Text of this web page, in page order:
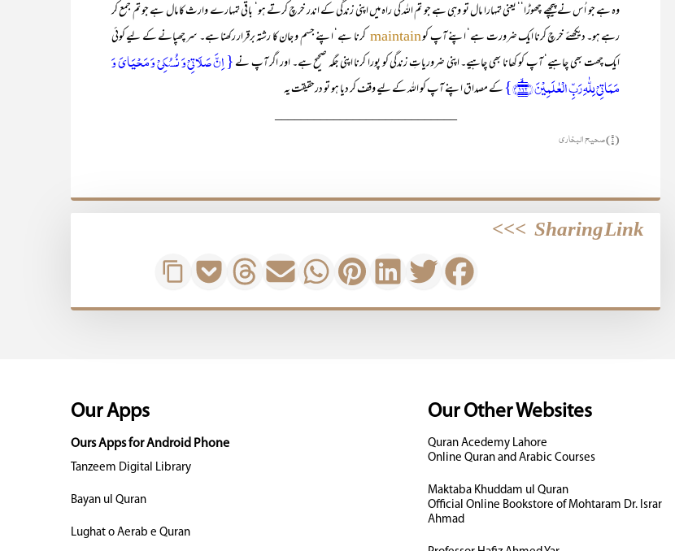
وہ ہے جو اُس نے پیچھے چھوڑا‘‘ یعنی تمہارا مال تو وہی ہے جو تم اللہ کی راہ میں اپنی زندگی کے اندر خرچ کرتے ہو‘ باقی تمہارے وارث کا مال ہے جو تم جمع کر
رہے ہو۔ دیکھئے خرچ کرنا ایک ضرورت ہے‘ اپنے آپ کوmaintain کرنا ہے‘ اپنے جسم و جان کا رشتہ برقرار رکھنا ہے۔ سر چھپانے کے لیے کوئی
ایک چھت بھی چاہیے‘ آپ کو کھانا بھی چاہیے۔ اپنی ضروریاتِ زندگی کو پورا کرنا اپنی جگہ صحیح ہے۔ اور اگر آپ نے{ اِنَّ صَلَاتِیۡ وَ نُسُکِیۡ وَ مَحۡیَایَ وَ
مَمَاتِیۡ لِلّٰہِ رَبِّ الۡعٰلَمِیۡنَ ﴿۱۶۲﴾ۙ}
کے مصداق اپنے آپ کو اللہ کے لیے وقف کر دیا ہو تو درحقیقت یہ
____________________________
(۱) صحیح البخاری
Sharing Link
>>>
Our Other Websites
Quran Acedemy Lahore
Online Quran and Arabic Courses
Maktaba Khuddam ul Quran
Official Online Bookstore of Mohtaram Dr. Israr
Ahmad
Our Apps
Ours Apps for Android Phone
Tanzeem Digital Library
Bayan ul Quran
Lughat o Aerab e Quran